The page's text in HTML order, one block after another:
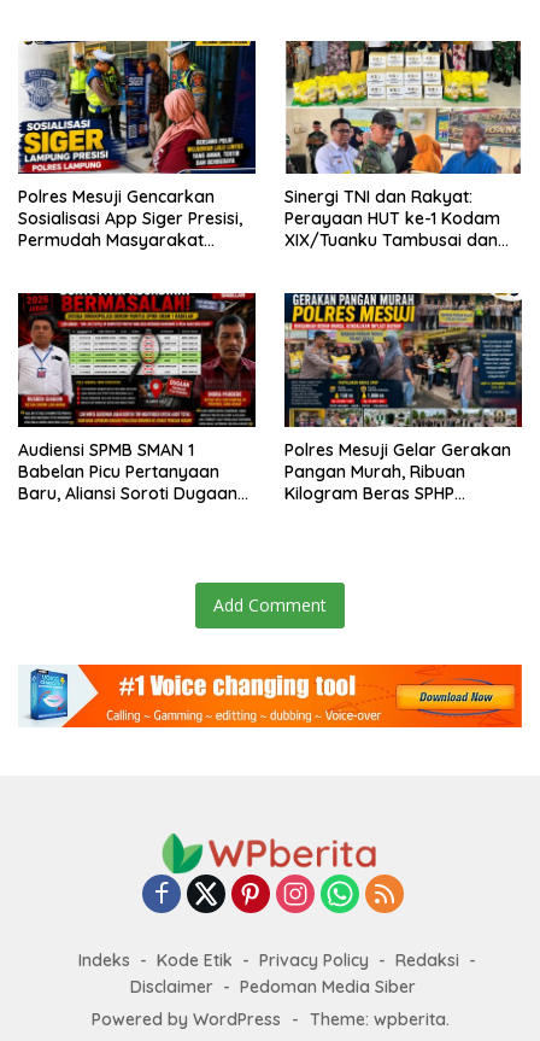
Polres Mesuji Gencarkan
Sosialisasi App Siger Presisi,
Permudah Masyarakat
Sinergi TNI dan Rakyat:
Perayaan HUT ke-1 Kodam
XIX/Tuanku Tambusai dan
Rempak
Audiensi SPMB SMAN 1
Babelan Picu Pertanyaan
Baru, Aliansi Soroti Dugaan
Polres Mesuji Gelar Gerakan
Pangan Murah, Ribuan
Kilogram Beras SPHP
Add Comment
Indeks Kode Etik Privacy Policy
Redaksi
Disclaimer
Pedoman Media Siber
Powered by WordPress
- Theme: wpberita.